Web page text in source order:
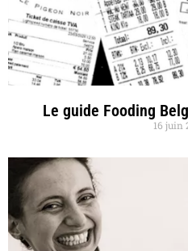
Le guide Fooding
16 juin